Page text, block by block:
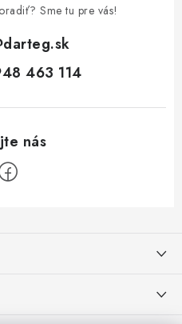
Sme tu pre vás!
darteg.sk
463 114